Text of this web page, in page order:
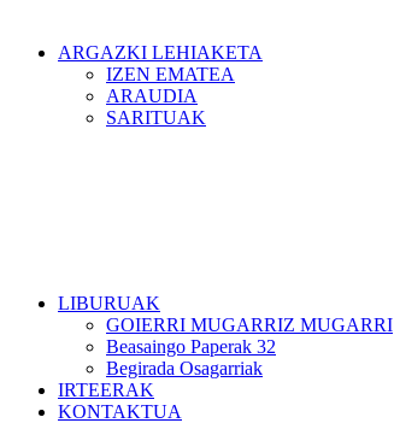
ARGAZKI LEHIAKETA
IZEN EMATEA
ARAUDIA
SARITUAK
LIBURUAK
GOIERRI MUGARRIZ MUGARRI
Beasaingo Paperak 32
Begirada Osagarriak
IRTEERAK
KONTAKTUA